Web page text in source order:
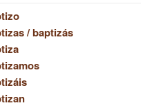
/baptizás